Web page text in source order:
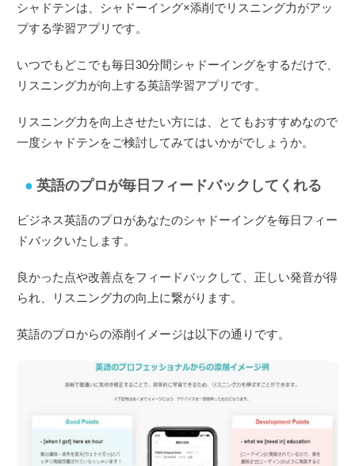
シャドテンは、シャドーイング×添削でリスニング力がアッ
プする学習アプリです。
いつでもどこでも毎日30分間シャドーイングをするだけで、
リスニング力が向上する英語学習アプリです。
リスニング力を向上させたい方には、とてもおすすめなので
一度シャドテンをご検討してみてはいかがでしょうか。
英語のプロが毎日フィードバックしてくれる
ビジネス英語のプロがあなたのシャドーイングを毎日フィー
ドバックいたします。
良かった点や改善点をフィードバックして、正しい発音が得
られ、リスニング力の向上に繋がります。
英語のプロからの添削イメージは以下の通りです。